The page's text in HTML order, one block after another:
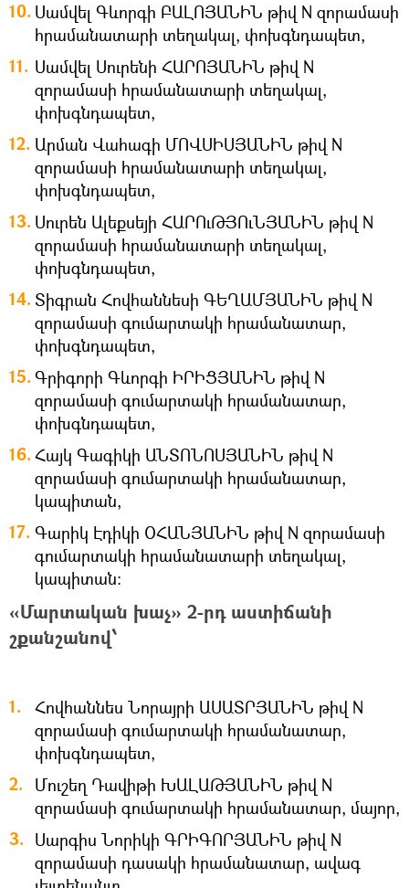
Սամվել Գևորգի ԲԱԼՈՅԱՆԻՆ թիվ N զորամասի
հրամանատարի տեղակալ, փոխգնդապետ,
Սամվել Սուրենի ՀԱՐՈՅԱՆԻՆ թիվ N
զորամասի հրամանատարի տեղակալ,
փոխգնդապետ,
Արման Վահագի ՄՈՎՍԻՍՅԱՆԻՆ թիվ N
զորամասի հրամանատարի տեղակալ,
փոխգնդապետ,
Սուրեն Ալեքսեյի ՀԱՐՈւԹՅՈւՆՅԱՆԻՆ թիվ N
զորամասի հրամանատարի տեղակալ,
փոխգնդապետ,
Տիգրան Հովհաննեսի ԳԵՂԱՄՅԱՆԻՆ թիվ N
զորամասի գումարտակի հրամանատար,
փոխգնդապետ,
Գրիգորի Գևորգի ԻՐԻՑՅԱՆԻՆ թիվ N
զորամասի գումարտակի հրամանատար,
փոխգնդապետ,
Հայկ Գագիկի ԱՆՏՈՆՈՍՅԱՆԻՆ թիվ N
զորամասի գումարտակի հրամանատար,
կապիտան,
Գարիկ Էդիկի ՕՀԱՆՅԱՆԻՆ թիվ N զորամասի
գումարտակի հրամանատարի տեղակալ,
կապիտան։
«Մարտական խաչ» 2-րդ աստիճանի
շքանշանով՝
Հովհաննես Նորայրի ԱՍԱՏՐՅԱՆԻՆ թիվ N
զորամասի գումարտակի հրամանատար,
փոխգնդապետ,
Մուշեղ Դավիթի ԽԱԼԱԹՅԱՆԻՆ թիվ N
զորամասի գումարտակի հրամանատար, մայոր,
Սարգիս Նորիկի ԳՐԻԳՈՐՅԱՆԻՆ թիվ N
զորամասի դասակի հրամանատար, ավագ